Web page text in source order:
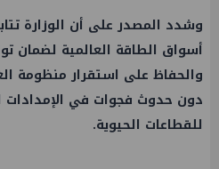
وشدد المصدر على أن الوزارة
أسواق الطاقة العالمية لضمان
والحفاظ على استقرار منظومة
دون حدوث فجوات في الإمدادات
للقطاعات الحيوية.